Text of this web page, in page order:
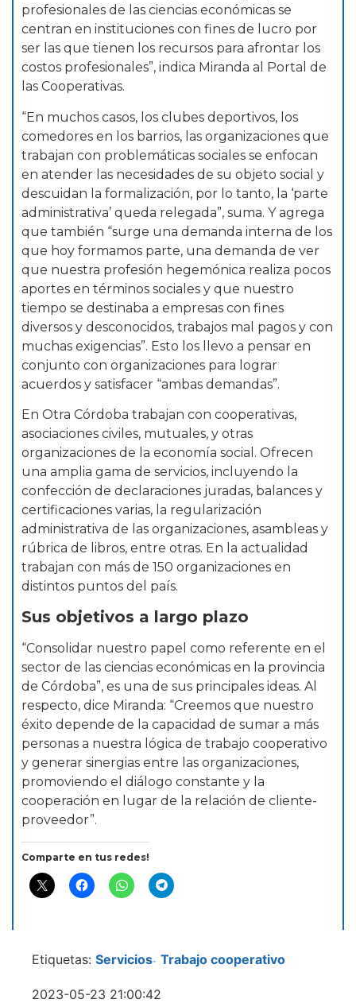
profesionales de las ciencias económicas se
centran en instituciones con fines de lucro por
ser las que tienen los recursos para afrontar los
costos profesionales”, indica Miranda al Portal de
las Cooperativas.
“En muchos casos, los clubes deportivos, los
comedores en los barrios, las organizaciones que
trabajan con problemáticas sociales se enfocan
en atender las necesidades de su objeto social y
descuidan la formalización, por lo tanto, la ‘parte
administrativa’ queda relegada”, suma. Y agrega
que también “surge una demanda interna de los
que hoy formamos parte, una demanda de ver
que nuestra profesión hegemónica realiza pocos
aportes en términos sociales y que nuestro
tiempo se destinaba a empresas con fines
diversos y desconocidos, trabajos mal pagos y con
muchas exigencias”. Esto los llevo a pensar en
conjunto con organizaciones para lograr
acuerdos y satisfacer “ambas demandas”.
En Otra Córdoba trabajan con cooperativas,
asociaciones civiles, mutuales, y otras
organizaciones de la economía social. Ofrecen
una amplia gama de servicios, incluyendo la
confección de declaraciones juradas, balances y
certificaciones varias, la regularización
administrativa de las organizaciones, asambleas y
rúbrica de libros, entre otras. En la actualidad
trabajan con más de 150 organizaciones en
distintos puntos del país.
Sus objetivos a largo plazo
“Consolidar nuestro papel como referente en el
sector de las ciencias económicas en la provincia
de Córdoba”, es una de sus principales ideas. Al
respecto, dice Miranda: “Creemos que nuestro
éxito depende de la capacidad de sumar a más
personas a nuestra lógica de trabajo cooperativo
y generar sinergias entre las organizaciones,
promoviendo el diálogo constante y la
cooperación en lugar de la relación de cliente-
proveedor”.
Comparte en tus redes!
Etiquetas: Servicios- Trabajo cooperativo
2023-05-23 21:00:42